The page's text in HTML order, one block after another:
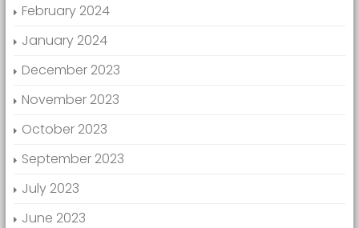
February 2024
January 2024
December 2023
November 2023
October 2023
September 2023
July 2023
June 2023